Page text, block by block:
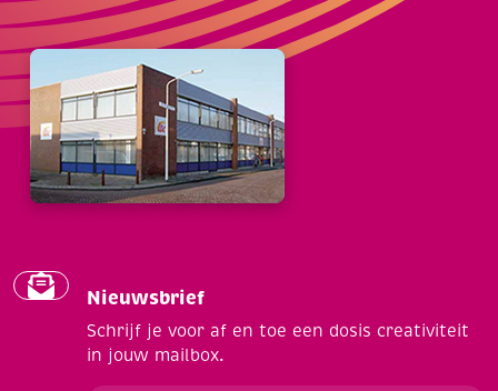
Nieuwsbrief
Schrijf je voor af en toe een dosis creativiteit
in jouw mailbox.